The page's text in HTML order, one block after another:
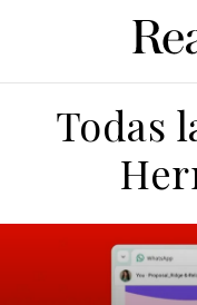
Todas